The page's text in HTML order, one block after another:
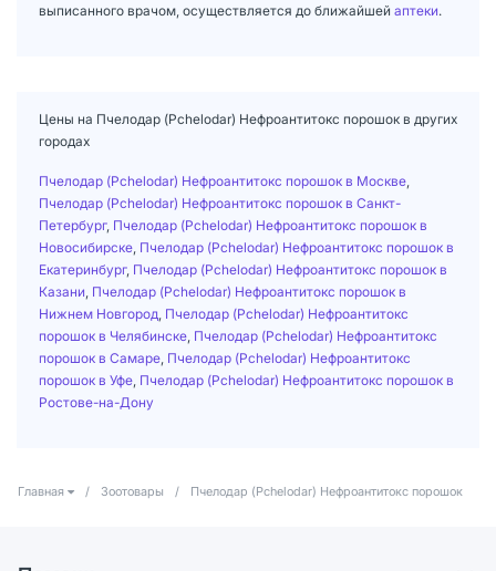
выписанного врачом, осуществляется до ближайшей аптеки.
Цены на Пчелодар (Pchelodar) Нефроантитокс порошок в других
городах
Пчелодар (Pchelodar) Нефроантитокс порошок в Москве
Пчелодар (Pchelodar) Нефроантитокс порошок в Санкт-
Петербург, Пчелодар (Pchelodar) Нефроантитокс порошок в
Новосибирске Пчелодар (Pchelodar) Нефроантитокс порошок в
Екатеринбург, Пчелодар (Pchelodar) Нефроантитокс порошок в
Казани Пчелодар (Pchelodar) Нефроантитокс порошок в
Нижнем Новгород Пчелодар (Pchelodar) Нефроантитокс
порошок в Челябинске Пчелодар (Pchelodar) Нефроантитокс
порошок в Самаре Пчелодар (Pchelodar) Нефроантитокс
порошок в Уфе Пчелодар (Pchelodar) Нефроантитокс порошок в
Ростове-на-Дону
Главная / Зоотовары / Пчелодар (Pchelodar) Нефроантитокс порошок